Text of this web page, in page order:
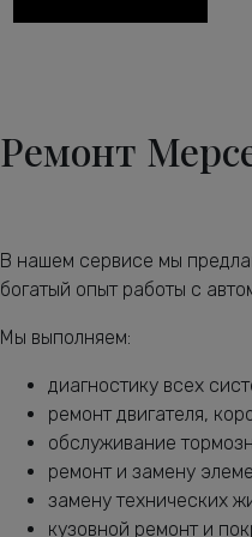
Замена воздушного
Замена масла в АКПП
Замена масляного
Замена масляного
Замена опоры
Ремонт
В нашем сервисе мы
богатый опыт работы с
Мы выполняем:
диагностику всех
ремонт двигателя,
обслуживание
ремонт и замену
замену технических
кузовной ремонт и